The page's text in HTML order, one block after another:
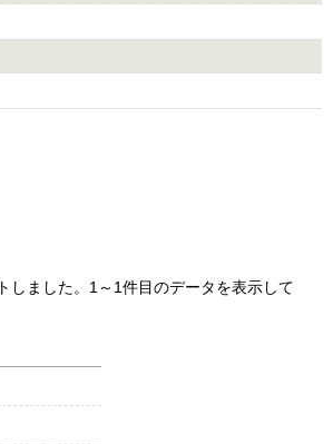
しました。1～1件目のデータを表示して